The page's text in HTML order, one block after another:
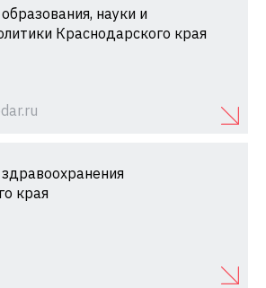
науки и
Краснодарского края
края